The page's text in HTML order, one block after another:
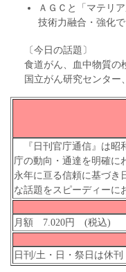
ＡＧＣと「マテリ
技術力融合・強化
〔今日の話題〕
食道がん、血中物質の
国立がん研究センター
『日刊官庁通信』は昭
庁の動向・通達を明確に
永年に亘る信頼に基づき
な話題をスピーディーに
月額 7.020円 (税込)
日刊/土・日・祭日は休刊